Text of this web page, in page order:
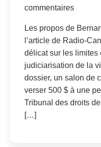
commentaires
Les propos de
l’article de Radio-
délicat sur les limites
judiciarisation de la
dossier, un salon de
verser 500 $ à une
Tribunal des droits
[…]